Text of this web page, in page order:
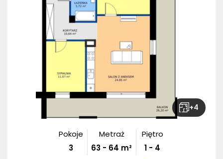
+4
Pokoje
3
Metraż
63 - 64 m²
Piętro
1 - 4